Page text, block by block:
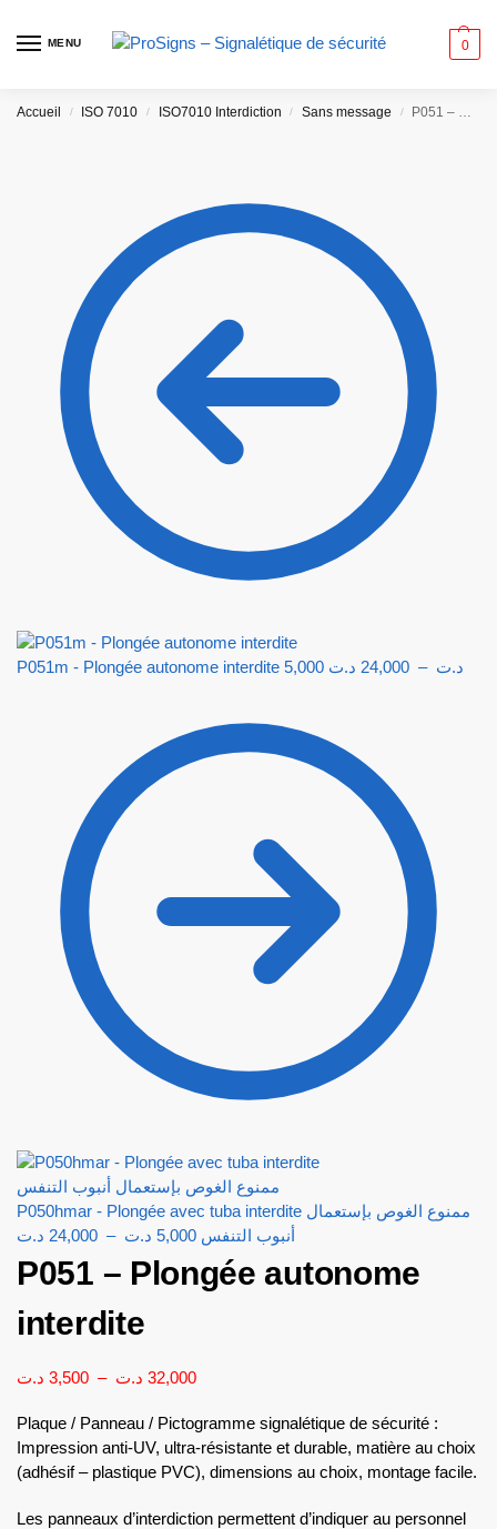
MENU 0
Accueil / ISO 7010 / ISO7010 Interdiction / Sans message / P051 – Plongée autonome interdite
P051m - Plongée autonome interdite 5,000 د.ت –
24,000 د.ت
P050hmar - Plongée avec tuba interdite ممنوع الغوص بإستعمال
أنبوب التنفس 5,000 د.ت –
24,000 د.ت
P051 – Plongée autonome
interdite
3,500 د.ت – 32,000 د.ت
Plaque / Panneau / Pictogramme signalétique de sécurité :
Impression anti-UV, ultra-résistante et durable, matière au choix
(adhésif – plastique PVC), dimensions au choix, montage facile.
Les panneaux d’interdiction permettent d’indiquer au personnel